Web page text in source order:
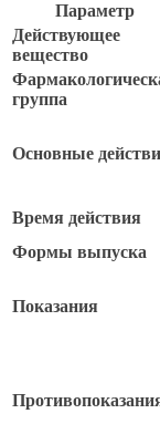
Параметр
Действующее
вещество
группа
Основные
Время действия
Формы выпуска
Показания